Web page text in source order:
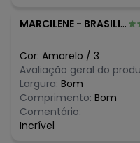
MARCILENE - BRASILIA - DF
Cor: Amarelo / 3
Avaliação geral do
Largura: Bom
Comprimento: Bom
Comentário:
Incrível